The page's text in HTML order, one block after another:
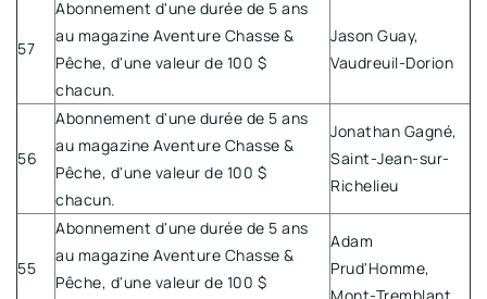
57
Abonnement d'une durée de 5 ans
au magazine Aventure Chasse &
Pêche, d'une valeur de 100 $
chacun.
Jason Guay,
Vaudreuil-Dorion
56
Abonnement d'une durée de 5 ans
au magazine Aventure Chasse &
Pêche, d'une valeur de 100 $
chacun.
Jonathan Gagné,
Saint-Jean-sur-
Richelieu
55
Abonnement d'une durée de 5 ans
au magazine Aventure Chasse &
Pêche, d'une valeur de 100 $
Adam
Prud'Homme,